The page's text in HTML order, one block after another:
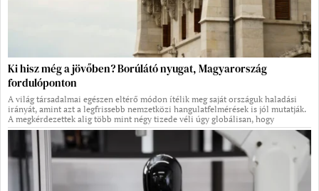
Ki hisz még a jövőben? Borúlátó nyugat, Magyarország
fordulóponton
A világ társadalmai egészen eltérő módon ítélik meg saját országuk haladási
irányát, amint azt a legfrissebb nemzetközi hangulatfelmérések is jól mutatják.
A megkérdezettek alig több mint négy tizede véli úgy globálisan, hogy